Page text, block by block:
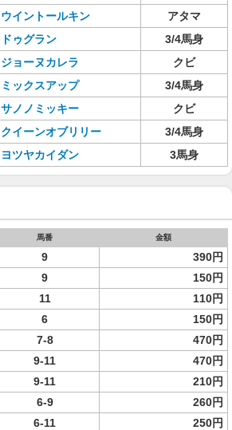
ウイントールキン
アタマ
ドゥグラン
3/4馬身
ジョーヌカレラ
クビ
ミックスアップ
3/4馬身
サノノミッキー
クビ
クイーンオブリリー
3/4馬身
ヨツヤカイダン 3馬身
馬番 金額
9 390円
9
150円
11
110円
6
150円
7-8
470円
9-11 470円
9-11
210円
6-9
260円
6-11
250円